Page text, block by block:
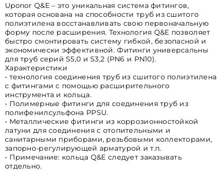
Uponor Q&E – это уникальная система фитингов,
которая основана на способности труб из сшитого
полиэтилена восстанавливать свою первоначальную
форму после расширения. Технология Q&E позволяет
быстро смонтировать систему гибкой, безопасной и
экономически эффективной. Фитинги универсальны
для труб серий S5,0 и S3,2 (PN6 и PN10).
Характеристики
• технология соединения труб из сшитого полиэтилена
с фитингами с помощью расширительного
инструмента и кольца.
• Полимерные фитинги для соединения труб из
полифенилсульфона PPSU.
• Металлические фитинги из коррозионностойкой
латуни для соединения с отопительными и
санитарными приборами, резьбовыми коллекторами,
запорно-регулирующей арматурой и т.п.
• Примечание: кольца Q&E следует заказывать
отдельно.